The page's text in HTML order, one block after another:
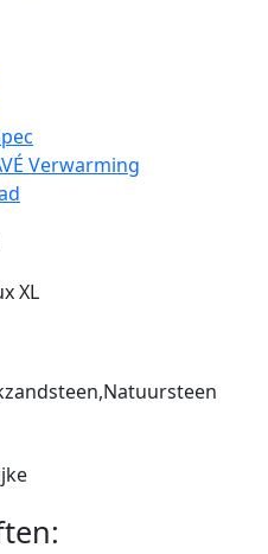
Verwarming
XL